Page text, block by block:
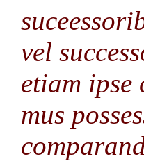
vel
etiam ipse
mus